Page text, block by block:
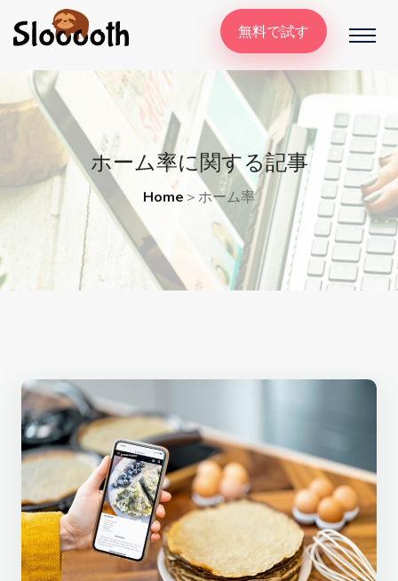
無料で試す
ホーム率に関する記事
Home ＞ホーム率